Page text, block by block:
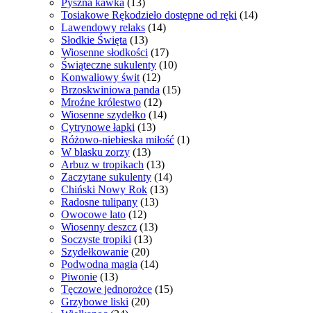
Pyszna kawka (13)
Tosiakowe Rękodzieło dostępne od ręki (14)
Lawendowy relaks (14)
Słodkie Święta (13)
Wiosenne słodkości (17)
Świąteczne sukulenty (10)
Konwaliowy świt (12)
Brzoskwiniowa panda (15)
Mroźne królestwo (12)
Wiosenne szydełko (14)
Cytrynowe łapki (13)
Różowo-niebieska miłość (1)
W blasku zorzy (13)
Arbuz w tropikach (13)
Zaczytane sukulenty (14)
Chiński Nowy Rok (13)
Radosne tulipany (13)
Owocowe lato (12)
Wiosenny deszcz (13)
Soczyste tropiki (13)
Szydełkowanie (20)
Podwodna magia (14)
Piwonie (13)
Tęczowe jednorożce (15)
Grzybowe liski (20)